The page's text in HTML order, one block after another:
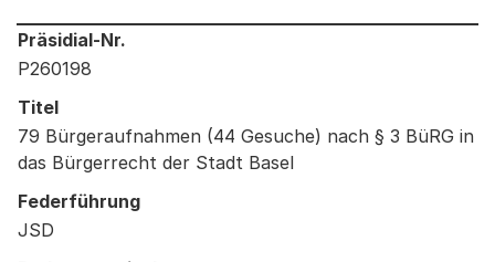
Informationen zum Ausgewählten Geschäft
Präsidial-Nr.
P260198
Titel
79 Bürgeraufnahmen (44 Gesuche) nach § 3 BüRG in
das Bürgerrecht der Stadt Basel
Federführung
JSD